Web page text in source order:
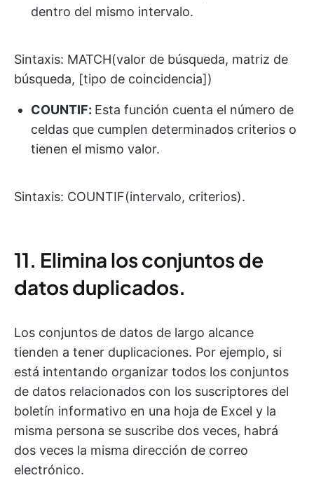
dentro del mismo intervalo.
Sintaxis: MATCH(valor de búsqueda, matriz de
búsqueda, [tipo de coincidencia])
COUNTIF: Esta función cuenta el número de
celdas que cumplen determinados criterios o
tienen el mismo valor.
Sintaxis: COUNTIF(intervalo, criterios).
11. Elimina los conjuntos de
datos duplicados.
Los conjuntos de datos de largo alcance
tienden a tener duplicaciones. Por ejemplo, si
está intentando organizar todos los conjuntos
de datos relacionados con los suscriptores del
boletín informativo en una hoja de Excel y la
misma persona se suscribe dos veces, habrá
dos veces la misma dirección de correo
electrónico.